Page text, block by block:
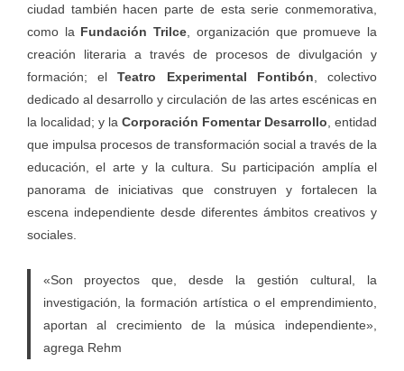
ciudad también hacen parte de esta serie conmemorativa,
como la Fundación Trilce , organización que promueve la
creación literaria a través de procesos de divulgación y
formación; elTeatro Experimental Fontibón , colectivo
dedicado al desarrollo y circulación de las artes escénicas en
la localidad; y la Corporación Fomentar Desarrollo , entidad
que impulsa procesos de transformación social a través de la
educación, el arte y la cultura. Su participación amplía el
panorama de iniciativas que construyen y fortalecen la
escena independiente desde diferentes ámbitos creativos y
sociales.
«Son proyectos que, desde la gestión cultural, la
investigación, la formación artística o el emprendimiento,
aportan al crecimiento de la música independiente»,
agrega Rehm